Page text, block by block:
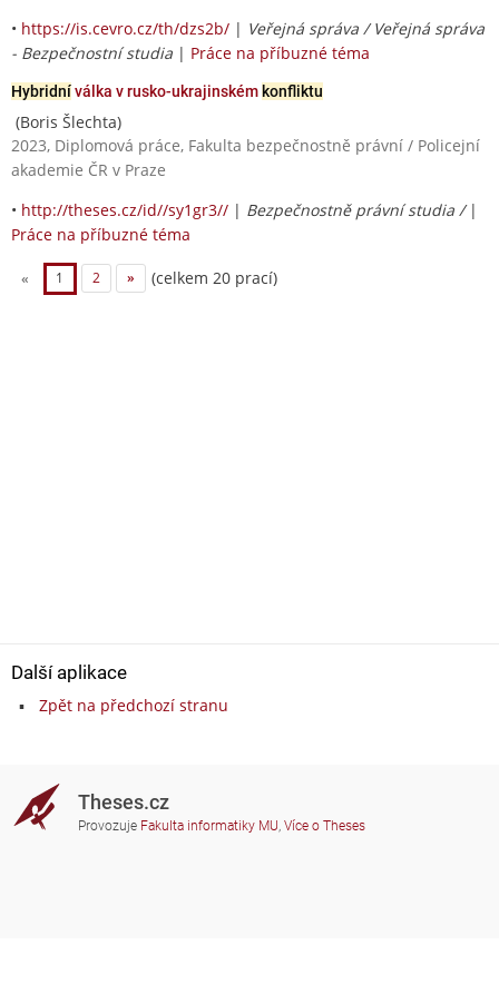
• https://is.cevro.cz/th/dzs2b/ | Veřejná správa / Veřejná správa
- Bezpečnostní studia | Práce na příbuzné téma
Hybridníválka v rusko-ukrajinském konfliktu
(Boris Šlechta)
2023, Diplomová práce, Fakulta bezpečnostně právní / Policejní
akademie ČR v Praze
• http://theses.cz/id//sy1gr3// | Bezpečnostně právní studia / |
Práce na příbuzné téma
« 1 2 » (celkem 20 prací)
Další aplikace
Zpět na předchozí stranu
Theses.cz
Provozuje Fakulta informatiky MU, Více o Theses